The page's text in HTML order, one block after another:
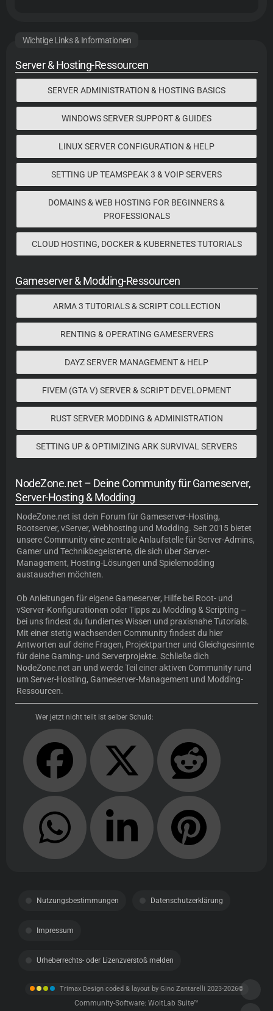
Wichtige Links & Informationen
Server & Hosting-Ressourcen
SERVER ADMINISTRATION & HOSTING BASICS
WINDOWS SERVER SUPPORT & GUIDES
LINUX SERVER CONFIGURATION & HELP
SETTING UP TEAMSPEAK 3 & VOIP SERVERS
DOMAINS & WEB HOSTING FOR BEGINNERS &
PROFESSIONALS
CLOUD HOSTING, DOCKER & KUBERNETES TUTORIALS
Gameserver & Modding-Ressourcen
ARMA 3 TUTORIALS & SCRIPT COLLECTION
RENTING & OPERATING GAMESERVERS
DAYZ SERVER MANAGEMENT & HELP
FIVEM (GTA V) SERVER & SCRIPT DEVELOPMENT
RUST SERVER MODDING & ADMINISTRATION
SETTING UP & OPTIMIZING ARK SURVIVAL SERVERS
NodeZone.net – Deine Community für Gameserver,
Server-Hosting & Modding
NodeZone.net ist dein Forum für Gameserver-Hosting,
Rootserver, vServer, Webhosting und Modding. Seit 2015 bietet
unsere Community eine zentrale Anlaufstelle für Server-Admins,
Gamer und Technikbegeisterte, die sich über Server-
Management, Hosting-Lösungen und Spielemodding
austauschen möchten.
Ob Anleitungen für eigene Gameserver, Hilfe bei Root- und
vServer-Konfigurationen oder Tipps zu Modding & Scripting –
bei uns findest du fundiertes Wissen und praxisnahe Tutorials.
Mit einer stetig wachsenden Community findest du hier
Antworten auf deine Fragen, Projektpartner und Gleichgesinnte
für deine Gaming- und Serverprojekte. Schließe dich
NodeZone.net an und werde Teil einer aktiven Community rund
um Server-Hosting, Gameserver-Management und Modding-
Ressourcen.
Wer jetzt nicht teilt ist selber Schuld:
Nutzungsbestimmungen Datenschutzerklärung
Impressum
Urheberrechts- oder Lizenzverstoß melden
Trimax Design coded & layout by Gino Zantarelli 2023-2026©
Community-Software: WoltLab Suite™